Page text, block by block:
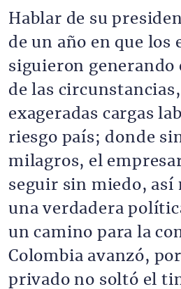
Hablar de su
de un año en que los
siguieron generando
de las circunstancias,
exageradas cargas
riesgo país; donde
milagros, el
seguir sin miedo, así
una verdadera
un camino para la
Colombia avanzó,
privado no soltó el